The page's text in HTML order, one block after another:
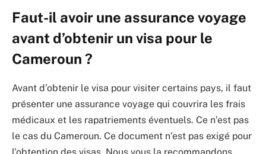
Faut-il avoir une assurance voyage
avant d’obtenir un visa pour le
Cameroun ?
Avant d’obtenir le visa pour visiter certains pays, il faut
présenter une assurance voyage qui couvrira les frais
médicaux et les rapatriements éventuels. Ce n’est pas
le cas du Cameroun. Ce document n’est pas exigé pour